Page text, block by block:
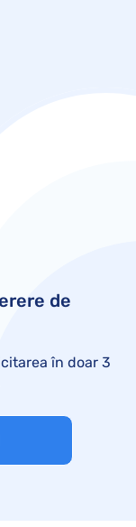
de
în doar 3